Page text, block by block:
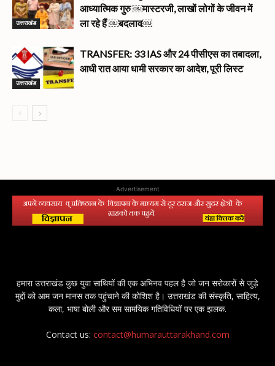
उत्तराखंड
आध्यात्मिक गुरु ￼मास्टरजी, लाखों लोगों के जीवन में
ला रहे हैं ￼बदलाव￼
उत्तराखंड
TRANSFER: 33 IAS और 24 पीसीएस का तबादला,
आधी रात आया धामी सरकार का आदेश, पूरी लिस्ट
Advertisement
हमारा उत्तराखंड कुछ युवा साथियों की एक अभिनव पहल है जो जन सरोकारों से जुड़े
मुद्दों को आम जन मानस तक पहुंचाने की कोशिश है। उत्तराखंड की संस्कृति, साहित्य,
कला, भाषा बोली और सम सामयिक गतिविधियों पर एक झलक.
Contact us: contact@humarauttarakhand.com